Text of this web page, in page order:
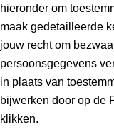
hieronder om
maak gedetailleerde
jouw recht om
persoonsgegevens
in plaats van
bijwerken door op de
klikken.